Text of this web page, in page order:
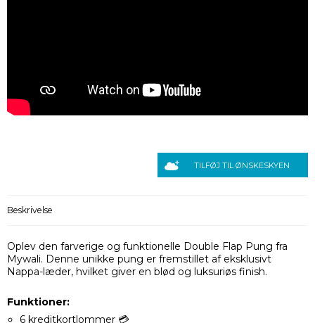
TILFØJ TIL ØNSKESKYEN
Beskrivelse
​Oplev den farverige og funktionelle Double Flap Pung fra
Mywali. Denne unikke pung er fremstillet af eksklusivt
Nappa-læder, hvilket giver en blød og luksuriøs finish.
Funktioner:
6 kreditkortlommer 💳​